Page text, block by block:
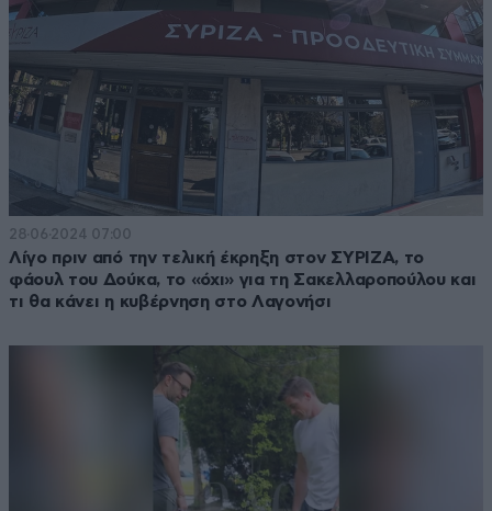
28·06·2024 07:00
Λίγο πριν από την τελική έκρηξη στον ΣΥΡΙΖΑ, το
φάουλ του Δούκα, το «όχι» για τη Σακελλαροπούλου και
τι θα κάνει η κυβέρνηση στο Λαγονήσι